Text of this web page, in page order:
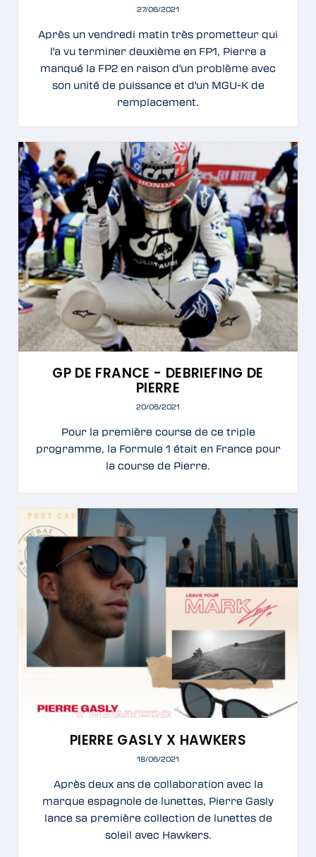
27/06/2021
Après un vendredi matin très prometteur qui
l'a vu terminer deuxième en FP1, Pierre a
manqué la FP2 en raison d'un problème avec
son unité de puissance et d'un MGU-K de
remplacement.
GP DE FRANCE - DEBRIEFING DE
PIERRE
20/06/2021
Pour la première course de ce triple
programme, la Formule 1 était en France pour
la course de Pierre.
PIERRE GASLY X HAWKERS
18/06/2021
Après deux ans de collaboration avec la
marque espagnole de lunettes, Pierre Gasly
lance sa première collection de lunettes de
soleil avec Hawkers.